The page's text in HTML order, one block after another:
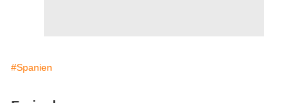
#Spanien